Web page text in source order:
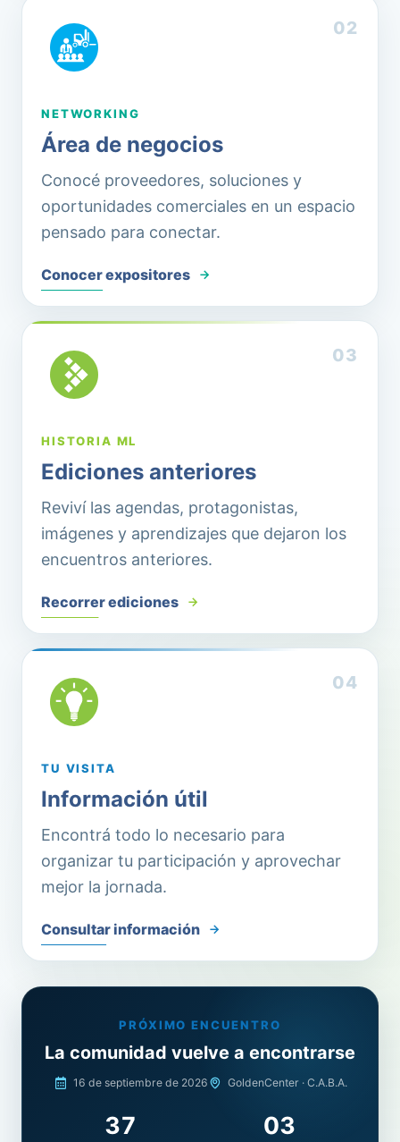
02
NETWORKING
Área de negocios
Conocé proveedores, soluciones y
oportunidades comerciales en un espacio
pensado para conectar.
Conocer expositores
03
HISTORIA ML
Ediciones anteriores
Reviví las agendas, protagonistas,
imágenes y aprendizajes que dejaron los
encuentros anteriores.
Recorrer ediciones
04
TU VISITA
Información útil
Encontrá todo lo necesario para
organizar tu participación y aprovechar
mejor la jornada.
Consultar información
PRÓXIMO ENCUENTRO
La comunidad vuelve a encontrarse
16 de septiembre de 2026 GoldenCenter · C.A.B.A.
37 03